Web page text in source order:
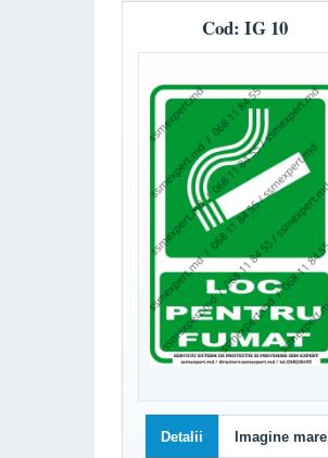
Cod: IG 10
Detalii Imagine mare